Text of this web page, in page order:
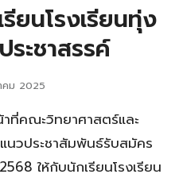
ยนโรงเรียนทุ่ง
ะชาสรรค์
คม 2025
ที่คณะวิทยาศาสตร์และ
แนวประชาสัมพันธ์รับสมัคร
ให้กับนักเรียนโรงเรียน